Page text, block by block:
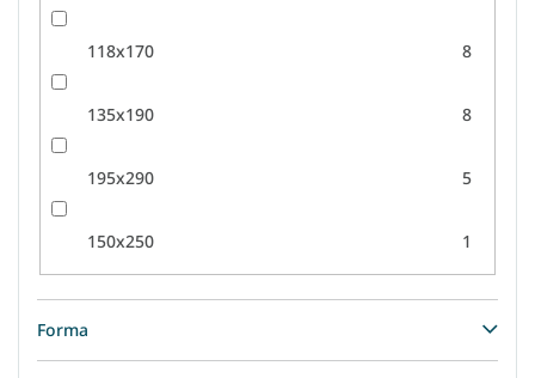
118x170 8
135x190 8
195x290 5
150x250 1
Forma